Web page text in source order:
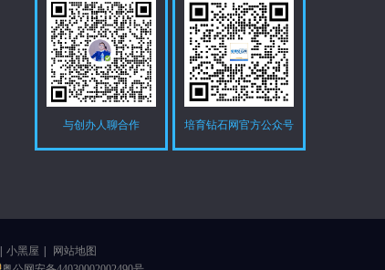
培育钻石网官方公众号
与创办人聊合作
小黑屋
网站地图